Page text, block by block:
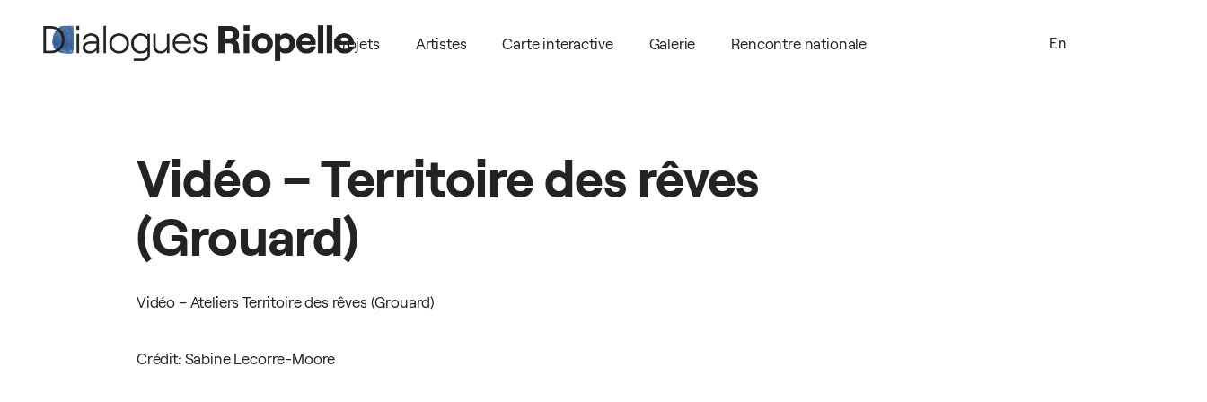
Projets Artistes Carte interactive Galerie Rencontre nationale En
Vidéo –Territoire des rêves
(Grouard)
Vidéo – Ateliers Territoire des rêves (Grouard)
Crédit: Sabine Lecorre-Moore